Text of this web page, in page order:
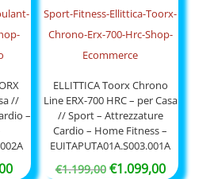
//
–
Il
ELLITTICA Toorx Chrono
Line ERX-700 HRC – per Casa
// Sport – Attrezzature
Cardio – Home Fitness –
EUITAPUTA01A.S003.001A
€1.199,00 Il
€1.099,00Il